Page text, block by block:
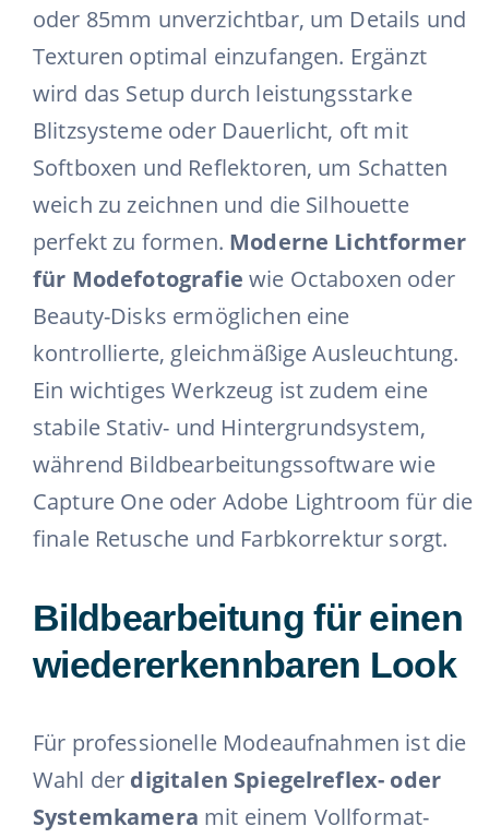
oder 85mm unverzichtbar, um Details und
Texturen optimal einzufangen. Ergänzt
wird das Setup durch leistungsstarke
Blitzsysteme oder Dauerlicht, oft mit
Softboxen und Reflektoren, um Schatten
weich zu zeichnen und die Silhouette
perfekt zu formen. Moderne Lichtformer
für Modefotografie wie Octaboxen oder
Beauty-Disks ermöglichen eine
kontrollierte, gleichmäßige Ausleuchtung.
Ein wichtiges Werkzeug ist zudem eine
stabile Stativ- und Hintergrundsystem,
während Bildbearbeitungssoftware wie
Capture One oder Adobe Lightroom für die
finale Retusche und Farbkorrektur sorgt.
Bildbearbeitung für einen
wiedererkennbaren Look
Für professionelle Modeaufnahmen ist die
Wahl der digitalen Spiegelreflex- oder
Systemkamera mit einem Vollformat-